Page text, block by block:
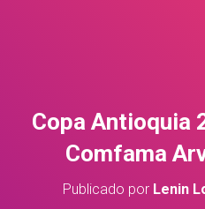
Copa Antioquia
Comfama
Publicado por Lenin